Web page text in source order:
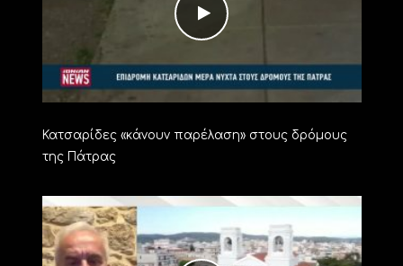
Κατσαρίδες «κάνουν παρέλαση» στους δρόμους
της Πάτρας